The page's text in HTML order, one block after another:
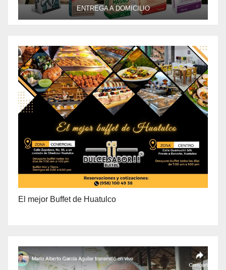
ENTREGA A DOMICILIO
El mejor Buffet de Huatulco